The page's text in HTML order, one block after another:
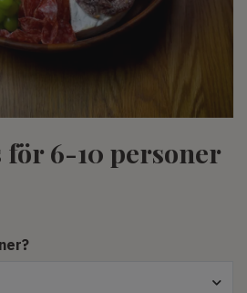
för 6-10 personer